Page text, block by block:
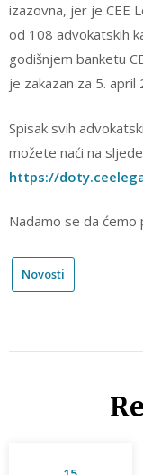
izazovna, jer je CEE
od 108 advokatskih
godišnjem banketu
je zakazan za 5. april
Spisak svih
možete naći na
https://
Nadamo se da
Novosti